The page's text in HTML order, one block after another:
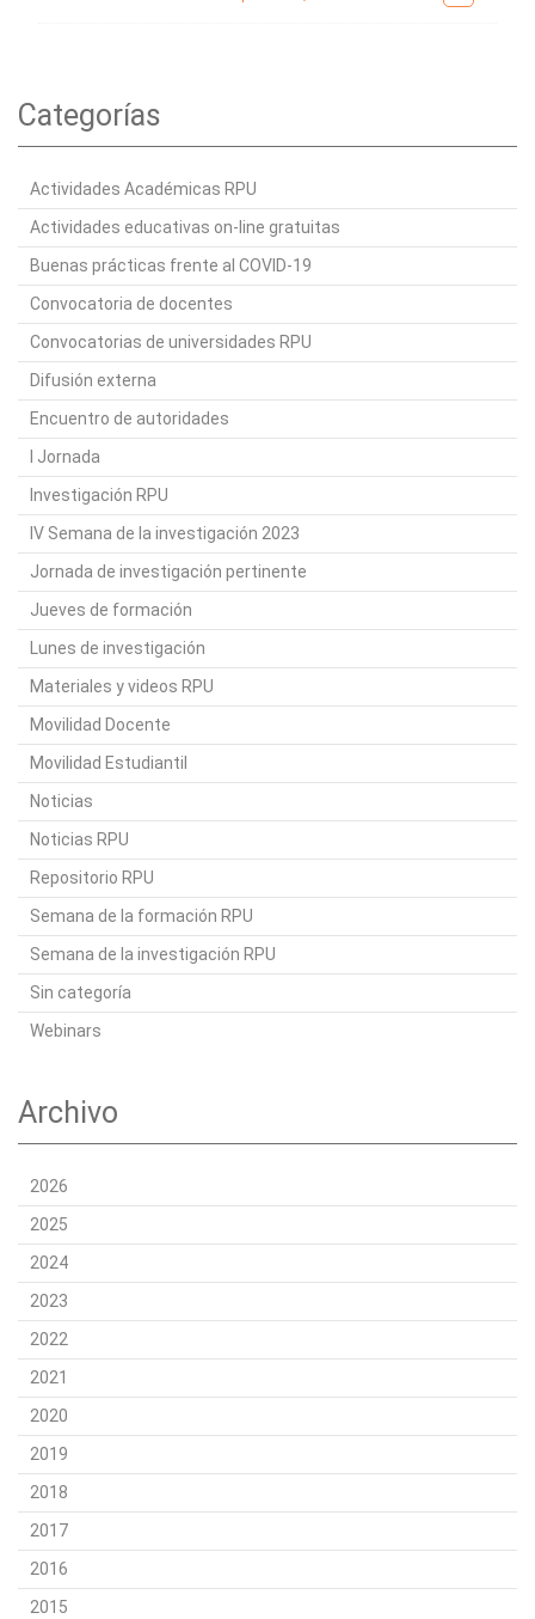
Categorías
Actividades Académicas RPU
Actividades educativas on-line gratuitas
Buenas prácticas frente al COVID-19
Convocatoria de docentes
Convocatorias de universidades RPU
Difusión externa
Encuentro de autoridades
I Jornada
Investigación RPU
IV Semana de la investigación 2023
Jornada de investigación pertinente
Jueves de formación
Lunes de investigación
Materiales y videos RPU
Movilidad Docente
Movilidad Estudiantil
Noticias
Noticias RPU
Repositorio RPU
Semana de la formación RPU
Semana de la investigación RPU
Sin categoría
Webinars
Archivo
2026
2025
2024
2023
2022
2021
2020
2019
2018
2017
2016
2015